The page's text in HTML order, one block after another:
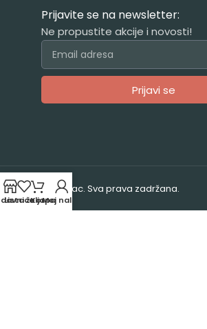
Prijavite se na newsletter:
Ne propustite akcije i novosti!
Prijavi se
© 2025. Vrabac. Sva prava zadržana.
Lista željaKorpaMoj nalog